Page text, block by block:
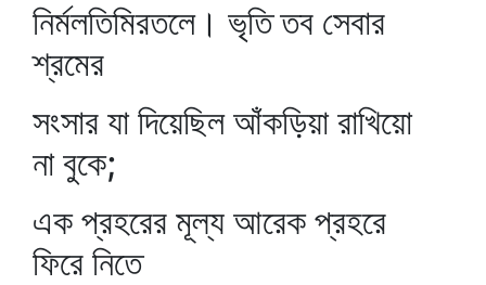
নির্মলতিমিরতলে। ভৃতি তব সেবার
শ্রমের
সংসার যা দিয়েছিল আঁকড়িয়া রাখিয়ো
না বুকে;
এক প্রহরের মূল্য আরেক প্রহরে
ফিরে নিতে